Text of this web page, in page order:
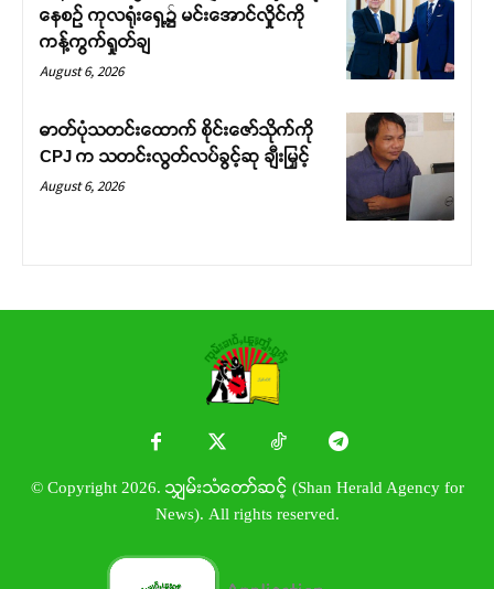
နေစဉ် ကုလရုံးရှေ့၌ မင်းအောင်လှိုင်ကို
ကန့်ကွက်ရှုတ်ချ
August 6, 2026
ဓာတ်ပုံသတင်းထောက် စိုင်းဇော်သိုက်ကို
CPJ က သတင်းလွတ်လပ်ခွင့်ဆု ချီးမြှင့်
August 6, 2026
© Copyright 2026. သျှမ်းသံတော်ဆင့် (Shan Herald Agency for
News). All rights reserved.